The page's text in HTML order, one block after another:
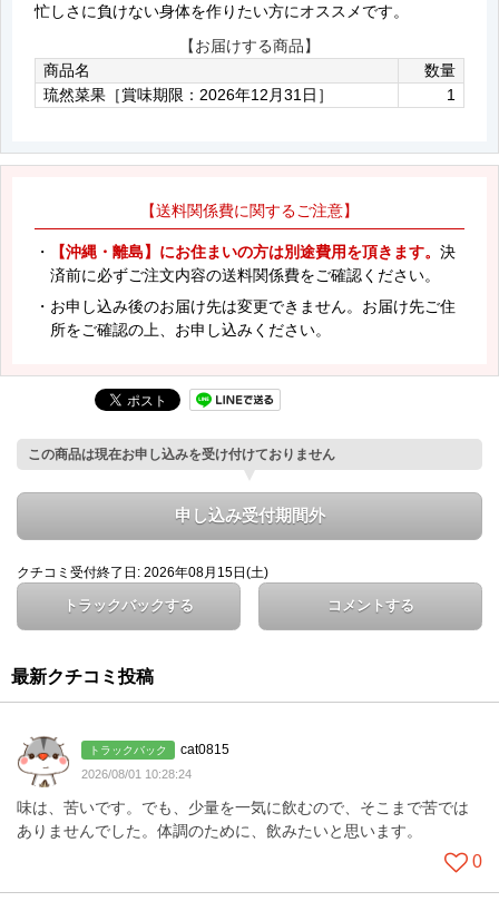
忙しさに負けない身体を作りたい方にオススメです。
【お届けする商品】
商品名
数量
琉然菜果［賞味期限：2026年12月31日］
1
【送料関係費に関するご注意】
・ 【沖縄・離島】にお住まいの方は別途費用を頂きます。 決
済前に必ずご注文内容の送料関係費をご確認ください。
・お申し込み後のお届け先は変更できません。お届け先ご住
所をご確認の上、お申し込みください。
この商品は現在お申し込みを受け付けておりません
申し込み受付期間外
クチコミ受付終了日: 2026年08月15日(土)
トラックバックする コメントする
最新クチコミ投稿
トラックバック cat0815
2026/08/01 10:28:24
味は、苦いです。でも、少量を一気に飲むので、そこまで苦では
ありませんでした。体調のために、飲みたいと思います。
0